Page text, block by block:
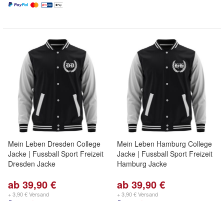
Mein Leben Dresden College
Jacke | Fussball Sport Freizeit
Dresden Jacke
ab 39,90 €
+ 3,90 € Versand
Mein Leben Hamburg College
Jacke | Fussball Sport Freizeit
Hamburg Jacke
ab 39,90 €
+ 3,90 € Versand